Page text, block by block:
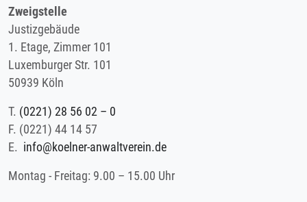
Zweigstelle
Justizgebäude
1. Etage, Zimmer 101
Luxemburger Str. 101
50939 Köln
T. (0221) 28 56 02 – 0
F. (0221) 44 14 57
E. info@koelner-anwaltverein.de
Montag - Freitag: 9.00 – 15.00 Uhr